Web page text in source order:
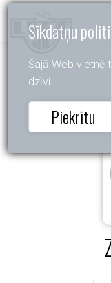
Sīkdatņu
Šajā Web vietnē
dzīvi.
Piekrītu